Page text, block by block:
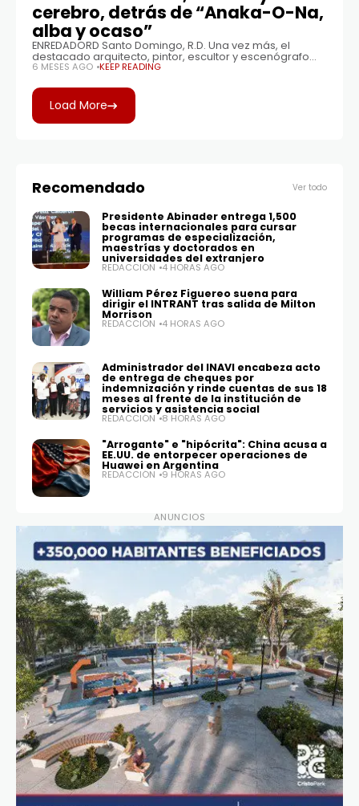
cerebro, detrás de “Anaka-O-Na,
alba y ocaso”
ENREDADORD Santo Domingo, R.D. Una vez más, el
destacado arquitecto, pintor, escultor y escenógrafo
dominicano Cristian Martínez, demuestra su pasión y
indígenas
6 MESES AGO KEEP READING
Load More
Recomendado Ver todo
Presidente Abinader entrega 1,500
becas internacionales para cursar
programas de especialización,
maestrías y doctorados en
universidades del extranjero
REDACCIÓN 4 HORAS AGO
William Pérez Figuereo suena para
dirigir el INTRANT tras salida de Milton
Morrison
REDACCIÓN 4 HORAS AGO
Administrador del INAVI encabeza acto
de entrega de cheques por
indemnización y rinde cuentas de sus 18
meses al frente de la institución de
servicios y asistencia social
REDACCIÓN 8 HORAS AGO
"Arrogante" e "hipócrita": China acusa a
EE.UU. de entorpecer operaciones de
Huawei en Argentina
REDACCIÓN 9 HORAS AGO
ANUNCIOS